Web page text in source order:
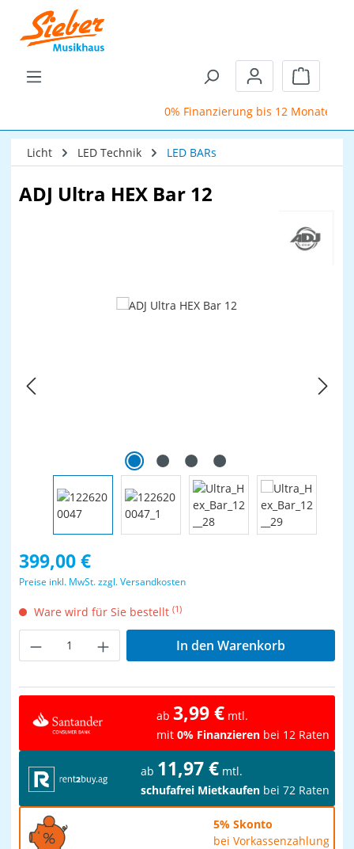
Zum Hauptinhalt springen
0% Finanzierung bis 12 Monate
Licht LED Technik LED BARs
ADJ Ultra HEX Bar 12
Bildergalerie überspringen
Regulärer Preis:
399,00 €
Preise inkl. MwSt. zzgl. Versandkosten
Ware wird für Sie bestellt (1)
Produkt Anzahl: Gib den gewünschten
In den Warenkorb
ab 3,99 € mtl.
mit 0% Finanzieren bei 12 Raten
ab 11,97 € mtl.
schufafrei Mietkaufen bei 72 Raten
5% Skonto
bei Vorkassenzahlung